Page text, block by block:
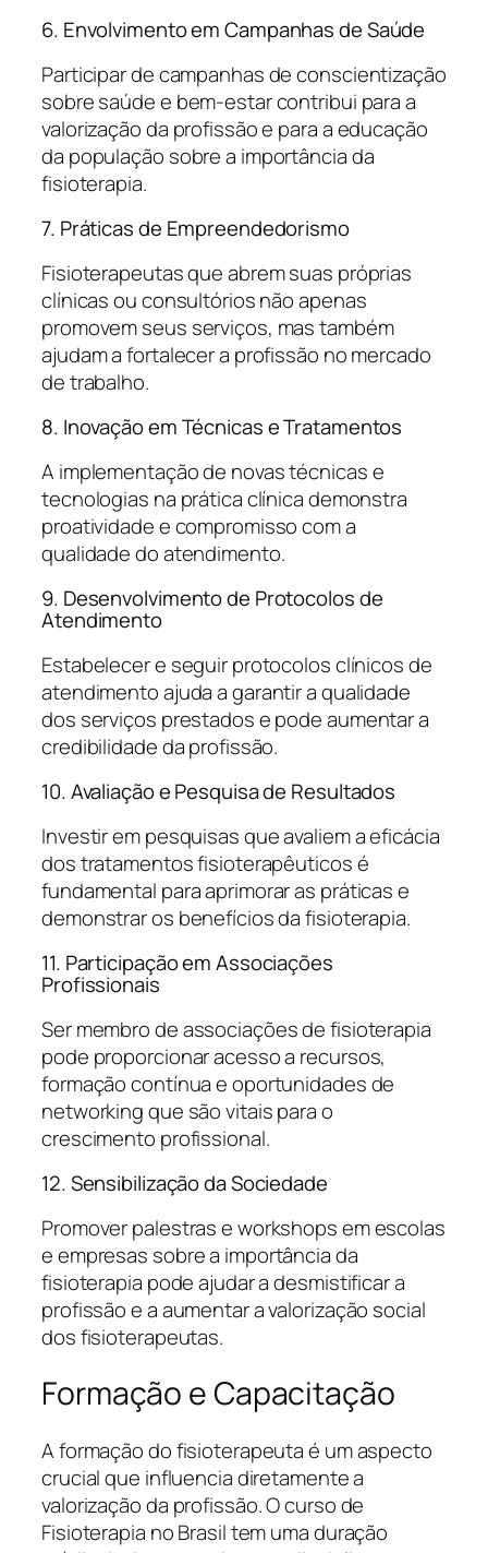
6. Envolvimento em Campanhas de Saúde
Participar de campanhas de conscientização
sobre saúde e bem-estar contribui para a
valorização da profissão e para a educação
da população sobre a importância da
fisioterapia.
7. Práticas de Empreendedorismo
Fisioterapeutas que abrem suas próprias
clínicas ou consultórios não apenas
promovem seus serviços, mas também
ajudam a fortalecer a profissão no mercado
de trabalho.
8. Inovação em Técnicas e Tratamentos
A implementação de novas técnicas e
tecnologias na prática clínica demonstra
proatividade e compromisso com a
qualidade do atendimento.
9. Desenvolvimento de Protocolos de
Atendimento
Estabelecer e seguir protocolos clínicos de
atendimento ajuda a garantir a qualidade
dos serviços prestados e pode aumentar a
credibilidade da profissão.
10. Avaliação e Pesquisa de Resultados
Investir em pesquisas que avaliem a eficácia
dos tratamentos fisioterapêuticos é
fundamental para aprimorar as práticas e
demonstrar os benefícios da fisioterapia.
11. Participação em Associações
Profissionais
Ser membro de associações de fisioterapia
pode proporcionar acesso a recursos,
formação contínua e oportunidades de
networking que são vitais para o
crescimento profissional.
12. Sensibilização da Sociedade
Promover palestras e workshops em escolas
e empresas sobre a importância da
fisioterapia pode ajudar a desmistificar a
profissão e a aumentar a valorização social
dos fisioterapeutas.
Formação e Capacitação
A formação do fisioterapeuta é um aspecto
crucial que influencia diretamente a
valorização da profissão. O curso de
Fisioterapia no Brasil tem uma duração